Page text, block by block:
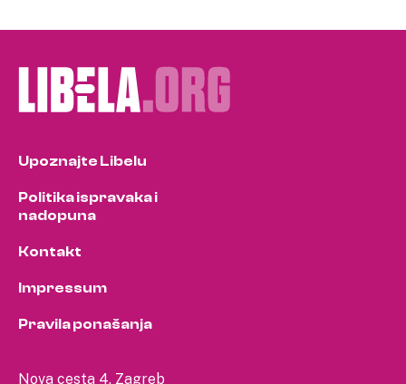
Nova cesta 4, Zagreb
Upoznajte Libelu
Politika ispravaka i
nadopuna
Kontakt
Impressum
Pravila ponašanja